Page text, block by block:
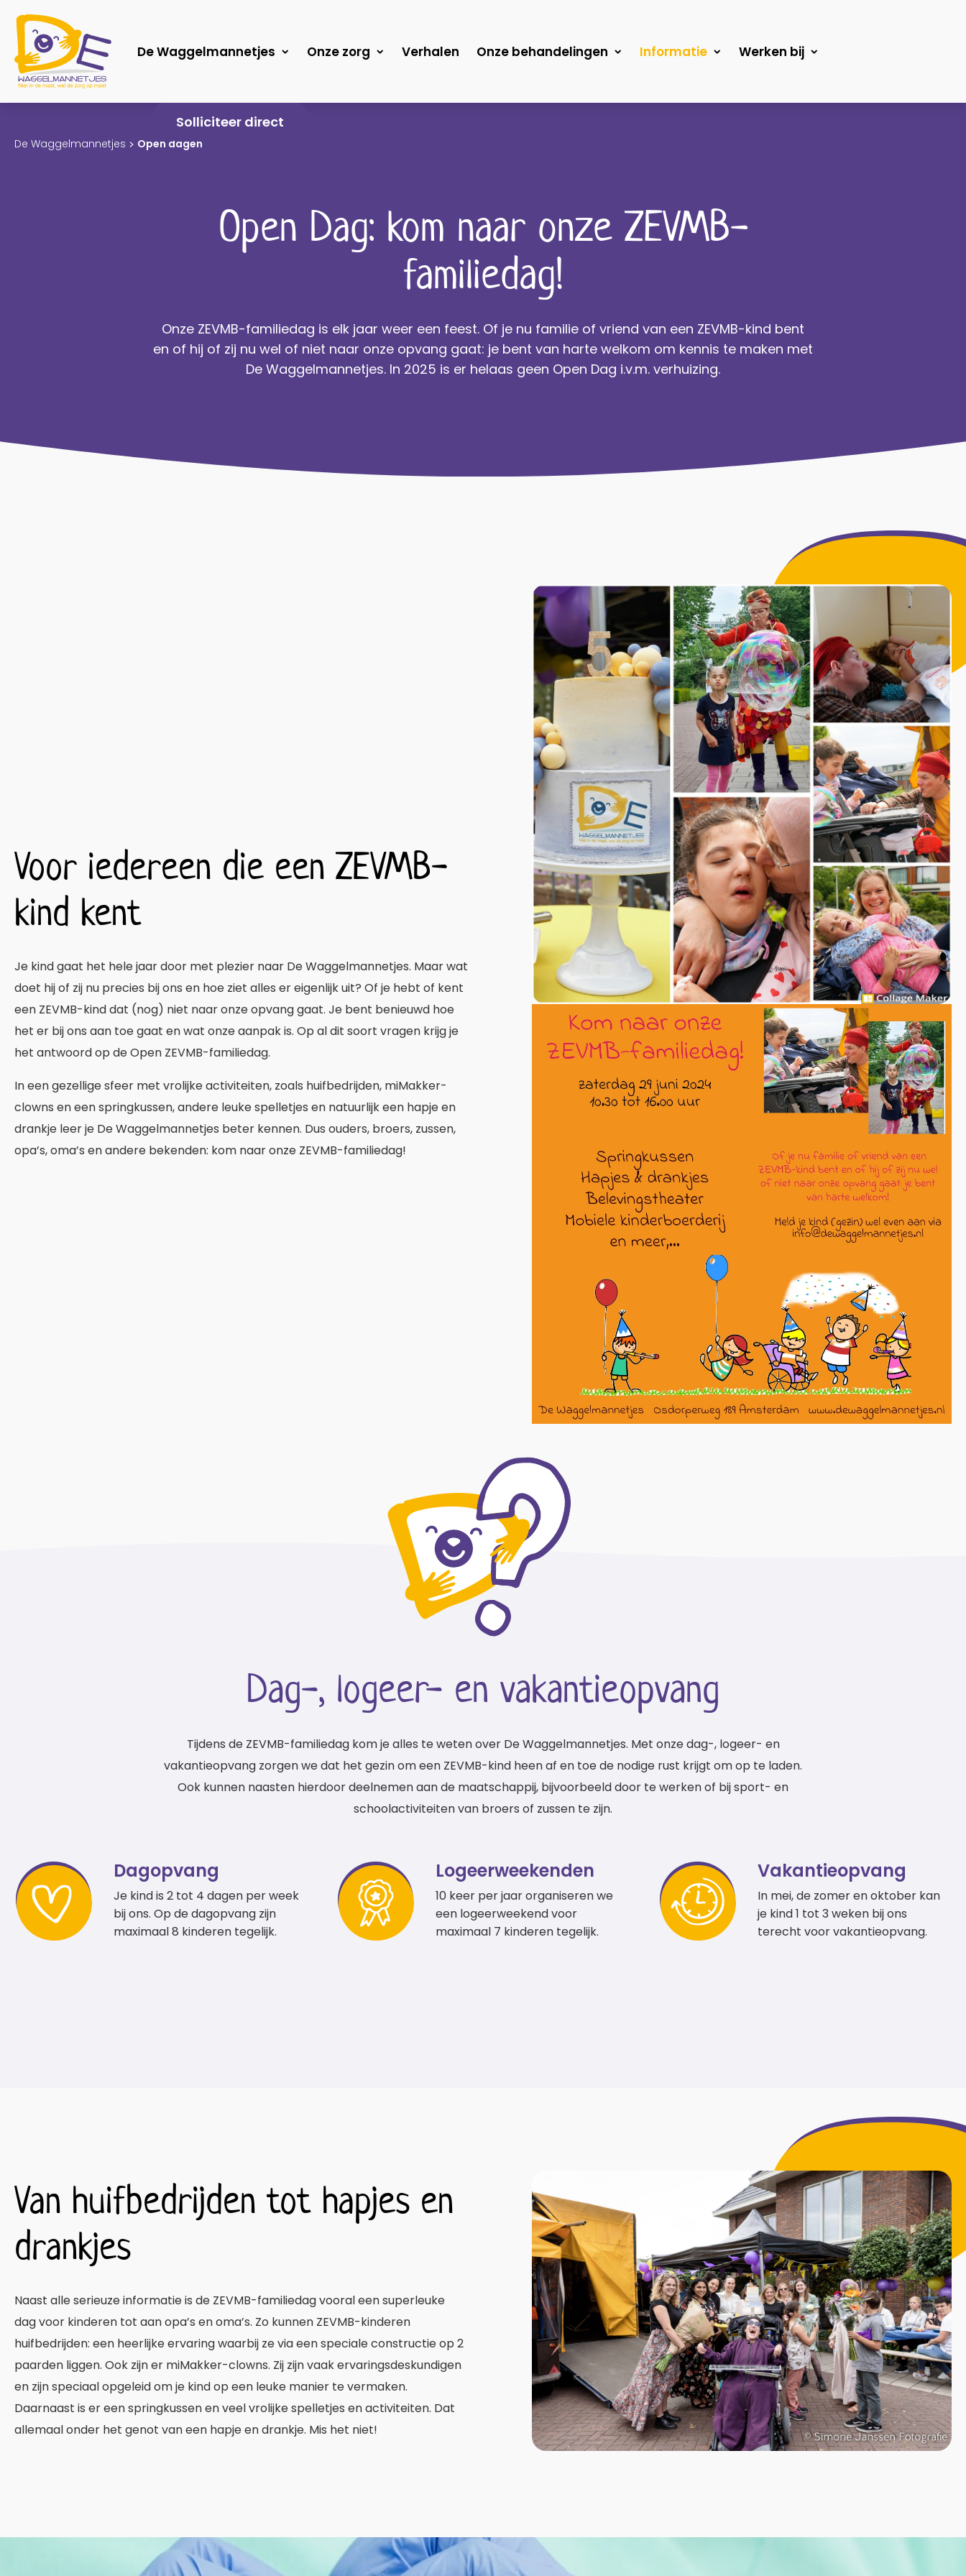
De Waggelmannetjes Onze zorg Verhalen Onze behandelingen Informatie Werken bij
Solliciteer direct
De Waggelmannetjes Open dagen
Open Dag: kom naar onze ZEVMB-
familiedag!
Onze ZEVMB-familiedag is elk jaar weer een feest. Of je nu familie of vriend van een ZEVMB-kind bent
en of hij of zij nu wel of niet naar onze opvang gaat: je bent van harte welkom om kennis te maken met
De Waggelmannetjes. In 2025 is er helaas geen Open Dag i.v.m. verhuizing.
Voor iedereen die een ZEVMB-
kind kent
Je kind gaat het hele jaar door met plezier naar De Waggelmannetjes. Maar wat
doet hij of zij nu precies bij ons en hoe ziet alles er eigenlijk uit? Of je hebt of kent
een ZEVMB-kind dat (nog) niet naar onze opvang gaat. Je bent benieuwd hoe
het er bij ons aan toe gaat en wat onze aanpak is. Op al dit soort vragen krijg je
het antwoord op de Open ZEVMB-familiedag.
In een gezellige sfeer met vrolijke activiteiten, zoals huifbedrijden, miMakker-
clowns en een springkussen, andere leuke spelletjes en natuurlijk een hapje en
drankje leer je De Waggelmannetjes beter kennen. Dus ouders, broers, zussen,
opa’s, oma’s en andere bekenden: kom naar onze ZEVMB-familiedag!
Dag-, logeer- en vakantieopvang
Tijdens de ZEVMB-familiedag kom je alles te weten over De Waggelmannetjes. Met onze dag-, logeer- en
vakantieopvang zorgen we dat het gezin om een ZEVMB-kind heen af en toe de nodige rust krijgt om op te laden.
Ook kunnen naasten hierdoor deelnemen aan de maatschappij, bijvoorbeeld door te werken of bij sport- en
schoolactiviteiten van broers of zussen te zijn.
Dagopvang
Je kind is 2 tot 4 dagen per week
bij ons. Op de dagopvang zijn
maximaal 8 kinderen tegelijk.
Logeerweekenden
10 keer per jaar organiseren we
een logeerweekend voor
maximaal 7 kinderen tegelijk.
Vakantieopvang
In mei, de zomer en oktober kan
je kind 1 tot 3 weken bij ons
terecht voor vakantieopvang.
Van huifbedrijden tot hapjes en
drankjes
Naast alle serieuze informatie is de ZEVMB-familiedag vooral een superleuke
dag voor kinderen tot aan opa’s en oma’s. Zo kunnen ZEVMB-kinderen
huifbedrijden: een heerlijke ervaring waarbij ze via een speciale constructie op 2
paarden liggen. Ook zijn er miMakker-clowns. Zij zijn vaak ervaringsdeskundigen
en zijn speciaal opgeleid om je kind op een leuke manier te vermaken.
Daarnaast is er een springkussen en veel vrolijke spelletjes en activiteiten. Dat
allemaal onder het genot van een hapje en drankje. Mis het niet!